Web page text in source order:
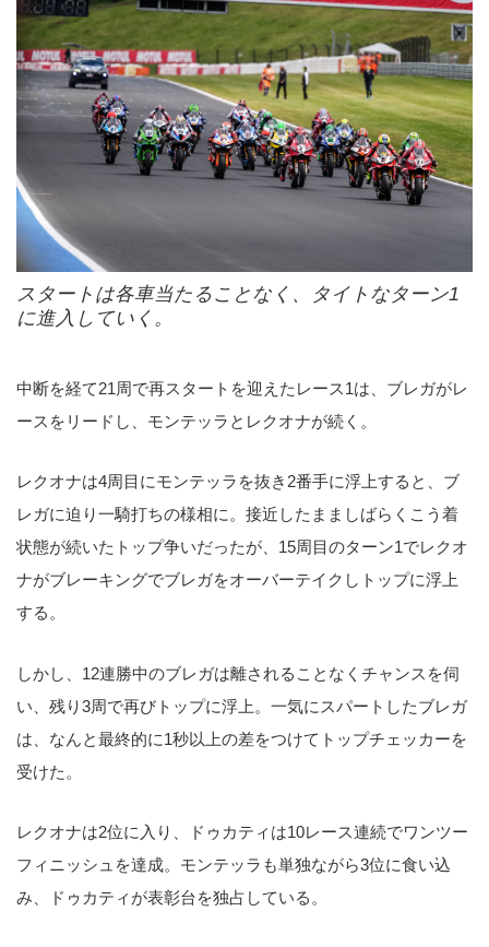
スタートは各車当たることなく、タイトなターン1
に進入していく。
中断を経て21周で再スタートを迎えたレース1は、ブレガがレ
ースをリードし、モンテッラとレクオナが続く。
レクオナは4周目にモンテッラを抜き2番手に浮上すると、ブ
レガに迫り一騎打ちの様相に。接近したまましばらくこう着
状態が続いたトップ争いだったが、15周目のターン1でレクオ
ナがブレーキングでブレガをオーバーテイクしトップに浮上
する。
しかし、12連勝中のブレガは離されることなくチャンスを伺
い、残り3周で再びトップに浮上。一気にスパートしたブレガ
は、なんと最終的に1秒以上の差をつけてトップチェッカーを
受けた。
レクオナは2位に入り、ドゥカティは10レース連続でワンツー
フィニッシュを達成。モンテッラも単独ながら3位に食い込
み、ドゥカティが表彰台を独占している。